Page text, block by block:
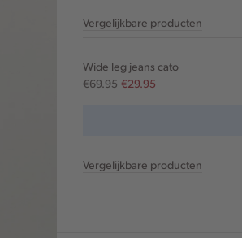
Vergelijkbare producten
Wide leg jeans cato
€69.95 €29.95
Vergelijkbare producten